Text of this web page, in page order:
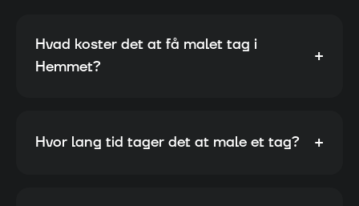
Hvad koster det at få malet tag i
Hemmet?
+
Hvor lang tid tager det at male et tag? +